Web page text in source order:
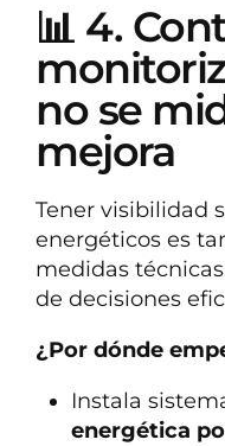
📊 4.
no se
mejora
Tener visibilidad
energéticos es
medidas
de decisiones
¿Por dónde
Instala
energética